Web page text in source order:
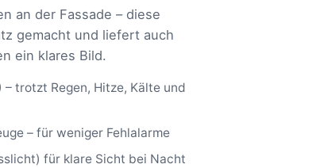
an der Fassade – diese
gemacht und liefert auch
ein klares Bild.
trotzt Regen, Hitze, Kälte und
– für weniger Fehlalarme
für klare Sicht bei Nacht